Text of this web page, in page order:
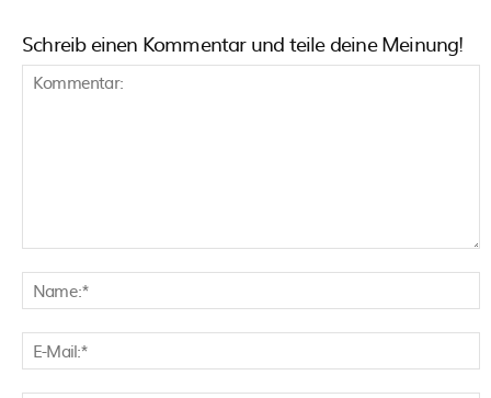
Schreib einen Kommentar und teile deine Meinung!